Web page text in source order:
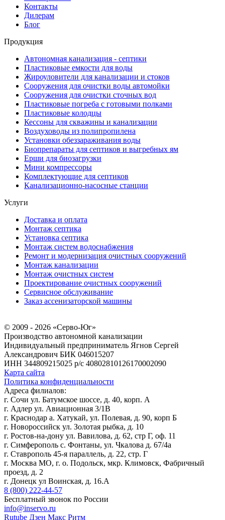
Контакты
Дилерам
Блог
Продукция
Автономная канализация - септики
Пластиковые емкости для воды
Жироуловители для канализации и стоков
Сооружения для очистки воды автомойки
Сооружения для очистки сточных вод
Пластиковые погреба с готовыми полками
Пластиковые колодцы
Кессоны для скважины и канализации
Воздуховоды из полипропилена
Установки обеззараживания воды
Биопрепараты для септиков и выгребных ям
Ерши для биозагрузки
Мини компрессоры
Комплектующие для септиков
Канализационно-насосные станции
Услуги
Доставка и оплата
Монтаж септика
Установка септика
Монтаж систем водоснабжения
Ремонт и модернизация очистных сооружений
Монтаж канализации
Монтаж очистных систем
Проектирование очистных сооружений
Сервисное обслуживание
Заказ ассенизаторской машины
© 2009 - 2026 «Серво-Юг»
Производство автономной канализации
Индивидуальный предприниматель Ягнов Сергей
Александрович БИК 046015207
ИНН 344809215025 р/с 40802810126170002090
Карта сайта
Политика конфиденциальности
Адреса филиалов:
г. Сочи ул. Батумское шоссе, д. 40, корп. А
г. Адлер ул. Авиационная 3/1В
г. Краснодар а. Хатукай, ул. Полевая, д. 90, корп Б
г. Новороссийск ул. Золотая рыбка, д. 10
г. Ростов-на-дону ул. Вавилова, д. 62, стр Г, оф. 11
г. Симферополь с. Фонтаны, ул. Чкалова д. 67/4а
г. Ставрополь 45-я параллель, д. 22, стр. Г
г. Москва МО, г. о. Подольск, мкр. Климовск, Фабричный
проезд, д. 2
г. Донецк ул Воинская, д. 16.А
8 (800) 222-44-57
Бесплатный звонок по России
info@inservo.ru
Rutube Дзен Макс Ритм